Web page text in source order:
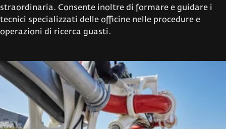
straordinaria. Consente inoltre di formare e guidare i
tecnici specializzati delle officine nelle procedure e
operazioni di ricerca guasti.